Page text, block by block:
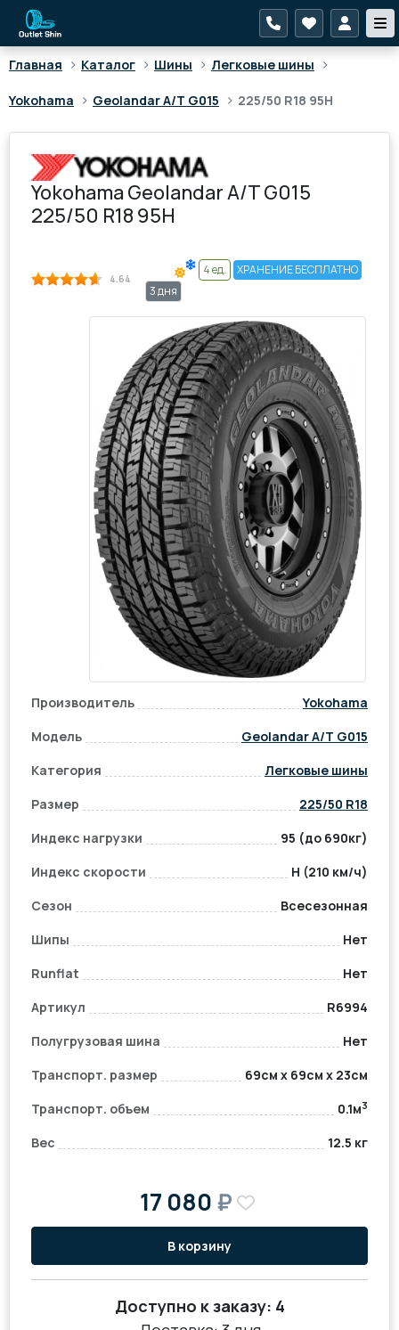
Главная > Каталог > Шины > Легковые шины >
Yokohama > Geolandar A/T G015 > 225/50 R18 95H
Yokohama Geolandar A/T G015
225/50 R18 95H
4.64
4 ед.
ХРАНЕНИЕ БЕСПЛАТНО
3 дня
Производитель
Yokohama
Модель
Geolandar A/T G015
Категория
Легковые шины
Размер
225/50 R18
Индекс нагрузки
95 (до 690кг)
Индекс скорости
H (210 км/ч)
Сезон
Всесезонная
Шипы
Нет
Runflat
Нет
Артикул
R6994
Полугрузовая шина
Нет
Транспорт. размер
69см x 69см x 23см
Транспорт. объем
0.1м3
Вес 12.5 кг
17 080₽
В корзину
Доступно к заказу: 4